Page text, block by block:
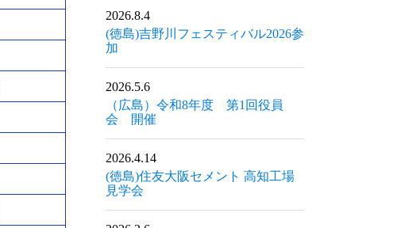
2026.8.4
(徳島)吉野川フェスティバル2026参
加
2026.5.6
（広島）令和8年度 第1回役員
会 開催
2026.4.14
(徳島)住友大阪セメント 高知工場
見学会